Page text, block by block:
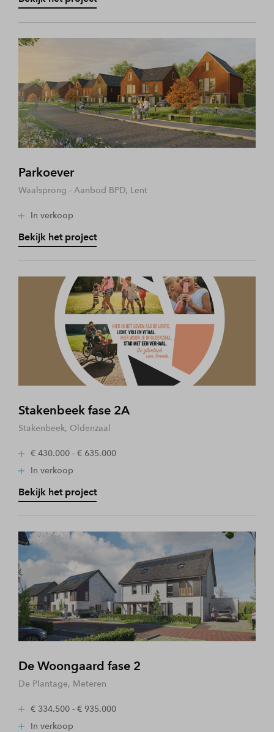
Parkoever
Waalsprong - Aanbod BPD, Lent
In verkoop
Bekijk het project
Stakenbeek fase 2A
Stakenbeek, Oldenzaal
€ 430.000 - € 635.000
In verkoop
Bekijk het project
De Woongaard fase 2
De Plantage, Meteren
€ 334.500 - € 935.000
In verkoop